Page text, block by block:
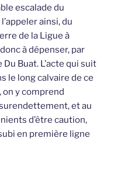
escalade du
ainsi, du
de la Ligue à
à dépenser, par
Buat. L’acte qui suit
le long calvaire de ce
on y comprend
et au
d’être caution,
en première ligne